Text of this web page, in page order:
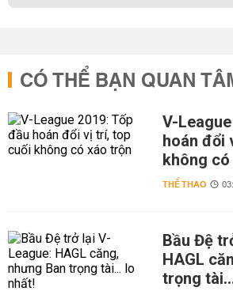
CÓ THỂ BẠN QUAN
V-
hoán đổi
không
THỂ THAO
Bầu Đệ
HAGL
trọng